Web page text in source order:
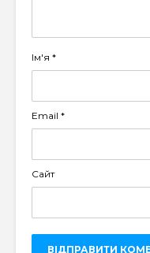
Ім'я *
Email *
Сайт